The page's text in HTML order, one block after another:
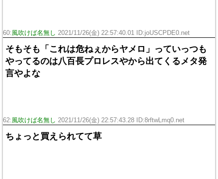
60:風吹けば名無し 2021/11/26(金) 22:57:40.01 ID:joUSCPDE0.net
そもそも「これは危ねぇからヤメロ」っていっつも
やってるのは八百長プロレスやから出てくるメタ発
言やよな
62:風吹けば名無し 2021/11/26(金) 22:57:43.28 ID:8rftwLmq0.net
ちょっと買えられてて草